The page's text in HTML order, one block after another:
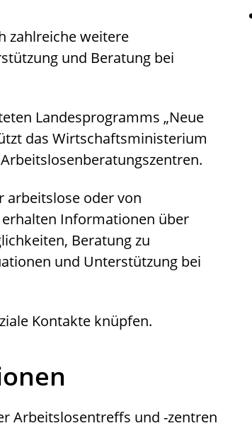
zahlreiche weitere
und Beratung bei
Landesprogramms „Neue
das Wirtschaftsministerium
arbeitslose oder von
Informationen über
Beratung zu
und Unterstützung bei
Kontakte knüpfen.
Arbeitslosentreffs und -zentren